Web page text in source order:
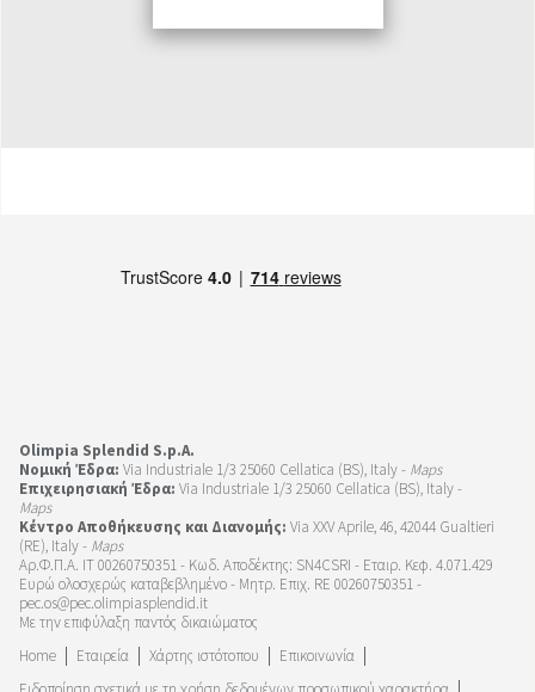
Olimpia Splendid S.p.A.
Νομική Έδρα: Via Industriale 1/3 25060 Cellatica (BS), Italy - Maps
Επιχειρησιακή Έδρα: Via Industriale 1/3 25060 Cellatica (BS), Italy -
Maps
Κέντρο Αποθήκευσης και Διανομής: Via XXV Aprile, 46, 42044 Gualtieri
(RE), Italy - Maps
Αρ.Φ.Π.Α. IT 00260750351 - Κωδ. Αποδέκτης: SN4CSRI - Εταιρ. Κεφ. 4.071.429
Ευρώ ολοσχερώς καταβεβλημένο - Μητρ. Επιχ. RE 00260750351 -
pec.os@pec.olimpiasplendid.it
Με την επιφύλαξη παντός δικαιώματος
Home
Εταιρεία Χάρτης ιστότοπου
Επικοινωνία